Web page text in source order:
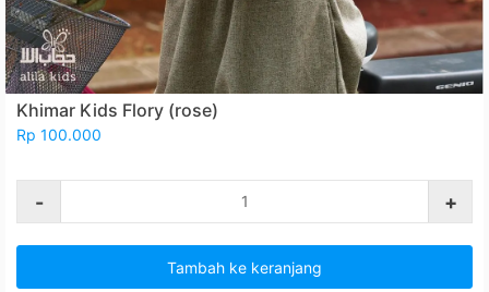
Khimar Kids Flory (rose)
Rp 100.000
- +
Tambah ke keranjang